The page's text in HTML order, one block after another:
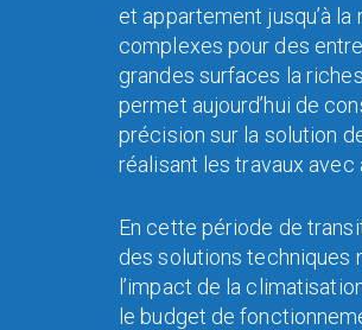
et appartement jusqu’à
complexes pour des
grandes surfaces la
permet aujourd’hui de
précision sur la solution
réalisant les travaux avec
En cette période de
des solutions techniques
l’impact de la
le budget de